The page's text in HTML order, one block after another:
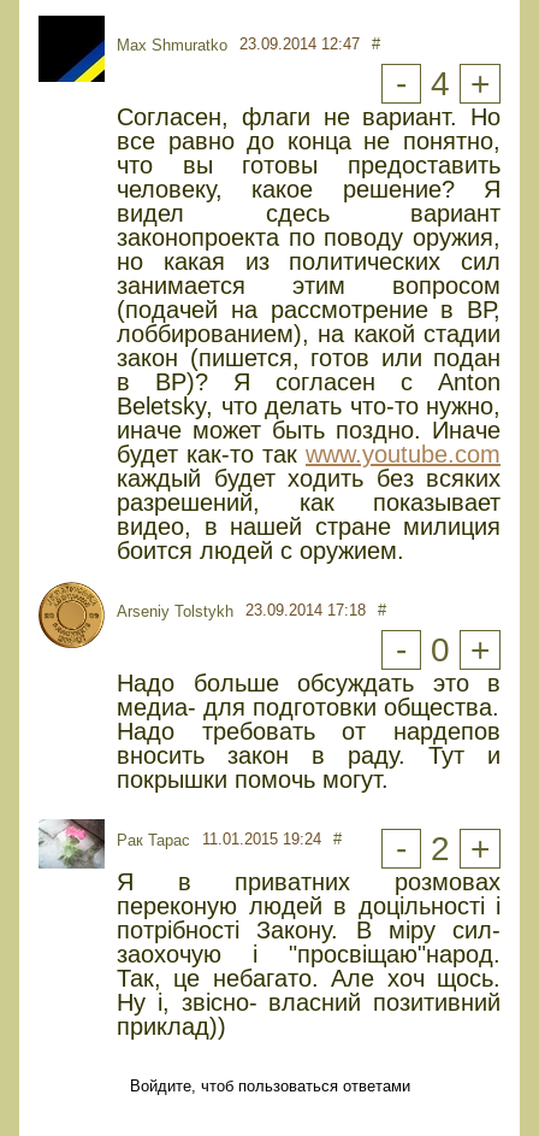
Max Shmuratko 23.09.2014 12:47 #
- 4 +
Согласен, флаги не вариант. Но
все равно до конца не понятно,
что вы готовы предоставить
человеку, какое решение? Я
видел сдесь вариант
законопроекта по поводу оружия,
но какая из политических сил
занимается этим вопросом
(подачей на рассмотрение в ВР,
лоббированием), на какой стадии
закон (пишется, готов или подан
в ВР)? Я согласен с Anton
Beletsky, что делать что-то нужно,
иначе может быть поздно. Иначе
будет как-то так www.youtube.com
каждый будет ходить без всяких
разрешений, как показывает
видео, в нашей стране милиция
боится людей с оружием.
Arseniy Tolstykh 23.09.2014 17:18 #
- 0 +
Надо больше обсуждать это в
медиа- для подготовки общества.
Надо требовать от нардепов
вносить закон в раду. Тут и
покрышки помочь могут.
Рак Тарас 11.01.2015 19:24 # - 2 +
Я в приватних розмовах
переконую людей в доцільності і
потрібності Закону. В міру сил-
заохочую і "просвіщаю"народ.
Так, це небагато. Але хоч щось.
Ну і, звісно- власний позитивний
приклад))
Войдите, чтоб пользоваться ответами